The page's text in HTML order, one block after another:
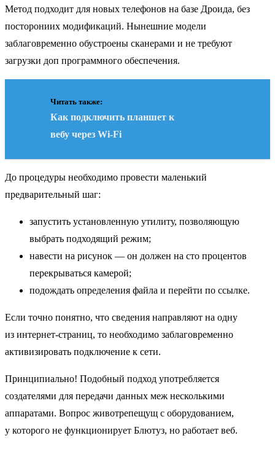
Метод подходит для новых телефонов на базе Дроида, без
посторониих модификаций. Нынешние модели
заблаговременно обустроены сканерами и не требуют
загрузки доп программного обеспечения.
Читать также:
Как подключить планшет к
вебу через Wi-Fi
До процедуры необходимо провести маленький
предварительный шаг:
запустить установленную утилиту, позволяющую
выбрать подходящий режим;
навести на рисунок — он должен на сто процентов
перекрываться камерой;
подождать определения файла и перейти по ссылке.
Если точно понятно, что сведения направляют на одну
из интернет-страниц, то необходимо заблаговременно
активизировать подключение к сети.
Принципиально! Подобный подход употребляется
создателями для передачи данных меж несколькими
аппаратами. Вопрос животрепещущ с оборудованием,
у которого не функционирует Блютуз, но работает веб.